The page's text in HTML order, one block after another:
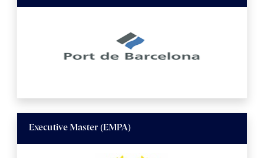
Executive Master (EMPA)